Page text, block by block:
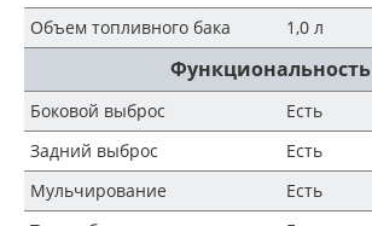
Объем топливного бака 1,0 л
Функциональность
Боковой выброс
Есть
Задний выброс
Есть
Мульчирование
Есть